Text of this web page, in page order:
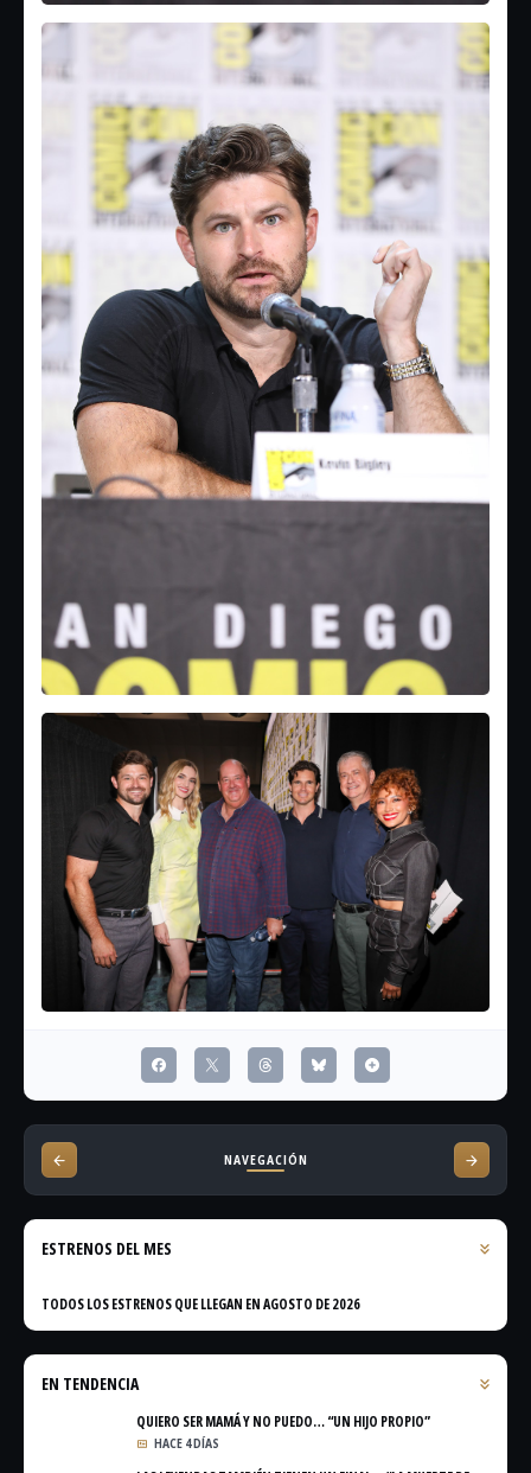
NAVEGACIÓN
ESTRENOS DEL MES
TODOS LOS ESTRENOS QUE LLEGAN EN AGOSTO DE 2026
EN TENDENCIA
QUIERO SER MAMÁ Y NO PUEDO… “UN HIJO PROPIO”
HACE 4 DÍAS